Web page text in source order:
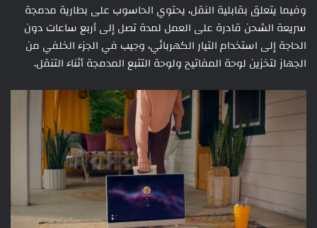
وفيما يتعلق بقابلية النقل، يحتوي الحاسوب على بطارية مدمجة
سريعة الشحن قادرة على العمل لمدة تصل إلى أربع ساعات دون
الحاجة إلى استخدام التيار الكهربائي، وجيب في الجزء الخلفي من
الجهاز لتخزين لوحة المفاتيح ولوحة التتبع المدمجة أثناء التنقل.